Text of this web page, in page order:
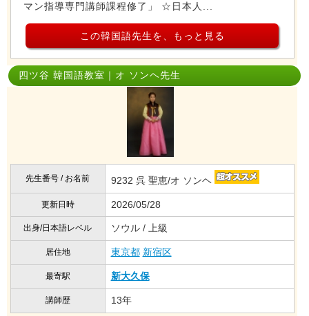
マン指導専門講師課程修了」 ☆日本人...
この韓国語先生を、もっと見る
四ツ谷 韓国語教室｜オ ソンヘ先生
先生番号 / お名前 9232 呉 聖恵/オ ソンヘ
更新日時 2026/05/28
出身/日本語レベル ソウル / 上級
居住地 東京都 新宿区
最寄駅 新大久保
講師歴 13年